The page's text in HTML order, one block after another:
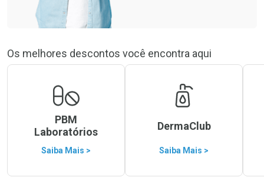
Os melhores descontos você encontra aqui
PBM
Laboratórios
Saiba Mais >
DermaClub
Saiba Mais >